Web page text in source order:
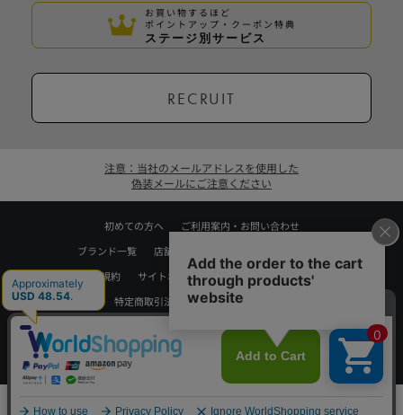
お買い物するほど
ポイントアップ・クーポン特典
ステージ別サービス
RECRUIT
注意：当社のメールアドレスを使用した
偽装メールにご注意ください
初めての方へ
ご利用案内・お問い合わせ
ブランド一覧
店舗検索
利用規約
サイトポリシー
プライバシーポリシー
特定商取引法に基づく表記
Copyrights © WORLD CO.,LTD. All rights reserved.
スマートフォン ｜PC